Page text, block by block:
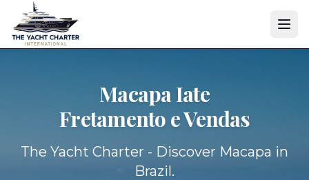
Macapa Iate
Fretamento e Vendas
The Yacht Charter - Discover Macapa in
Brazil.